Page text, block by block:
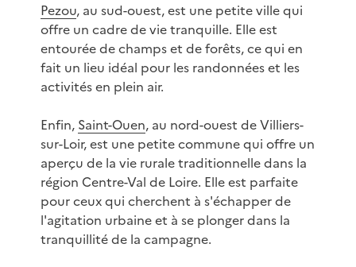
Pezou, au sud-ouest, est une petite ville qui
offre un cadre de vie tranquille. Elle est
entourée de champs et de forêts, ce qui en
fait un lieu idéal pour les randonnées et les
activités en plein air.
Enfin, Saint-Ouen, au nord-ouest de Villiers-
sur-Loir, est une petite commune qui offre un
aperçu de la vie rurale traditionnelle dans la
région Centre-Val de Loire. Elle est parfaite
pour ceux qui cherchent à s'échapper de
l'agitation urbaine et à se plonger dans la
tranquillité de la campagne.